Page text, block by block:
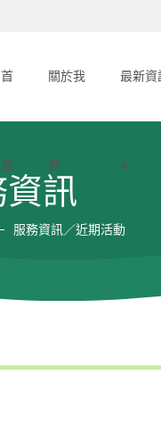
首
頁
關於我
們
最新資
訊
服務資訊／近期活動